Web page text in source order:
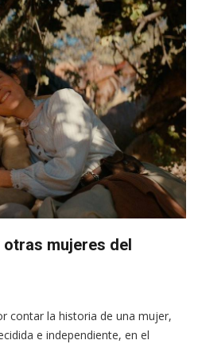
otras mujeres del
contar la historia de una mujer,
e independiente, en el